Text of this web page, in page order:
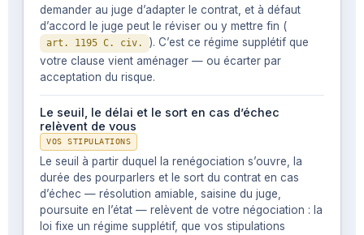
demander au juge d’adapter le contrat, et à défaut
d’accord le juge peut le réviser ou y mettre fin (
art. 1195 C. civ.
). C’est ce régime supplétif que
votre clause vient aménager — ou écarter par
acceptation du risque.
Le seuil, le délai et le sort en cas d’échec
relèvent de vous
VOS STIPULATIONS
Le seuil à partir duquel la renégociation s’ouvre, la
durée des pourparlers et le sort du contrat en cas
d’échec — résolution amiable, saisine du juge,
poursuite en l’état — relèvent de votre négociation : la
loi fixe un régime supplétif, que vos stipulations